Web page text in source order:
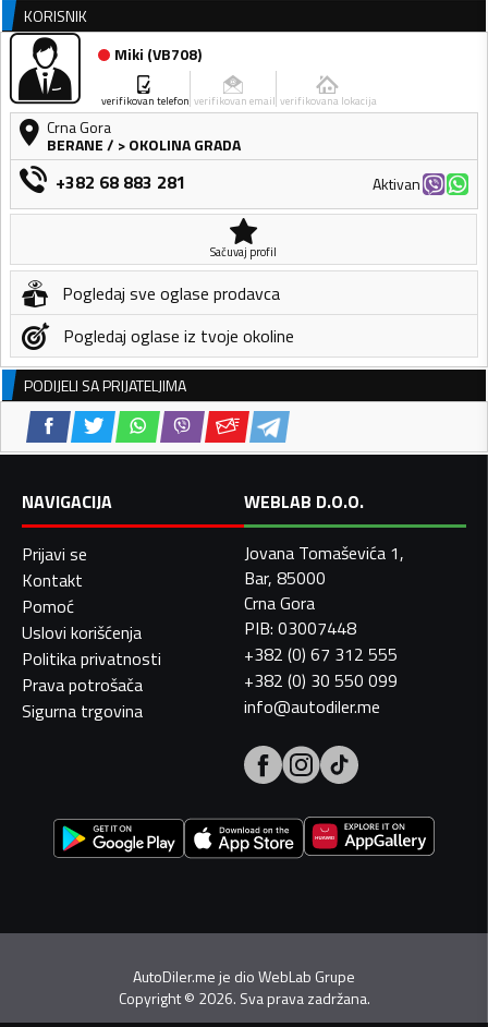
KORISNIK
Miki (VB708)
verifikovan telefon verifikovan email verifikovana lokacija
Crna Gora
BERANE/ > OKOLINA GRADA
+382 68 883 281 Aktivan
Sačuvaj profil
Pogledaj sve oglase prodavca
Pogledaj oglase iz tvoje okoline
PODIJELI SA PRIJATELJIMA
NAVIGACIJA
Prijavi se
Kontakt
Pomoć
Uslovi korišćenja
Politika privatnosti
Prava potrošača
Sigurna trgovina
WEBLAB D.O.O.
Jovana Tomaševića 1,
Bar, 85000
Crna Gora
PIB: 03007448
+382 (0) 67 312 555
+382 (0) 30 550 099
info@autodiler.me
AutoDiler.me je dioWebLab Grupe
Copyright© 2026. Sva prava zadržana.